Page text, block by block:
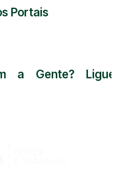
Portais
a Gente? Ligue